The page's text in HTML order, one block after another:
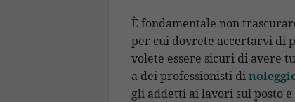
È fondamentale non
per cui dovrete accertarvi di
volete essere sicuri di avere
a dei professionisti di
gli addetti ai lavori sul posto